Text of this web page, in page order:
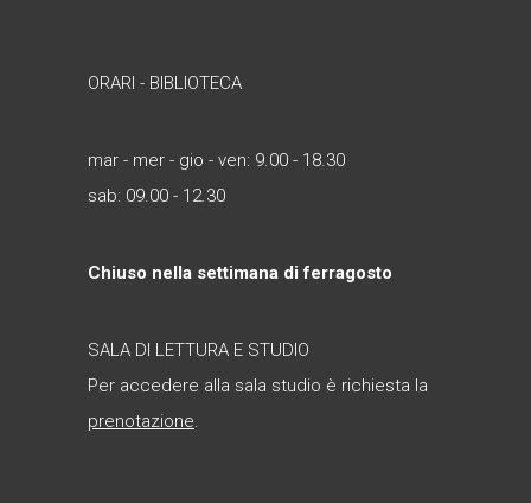
ORARI - BIBLIOTECA
mar - mer - gio - ven: 9.00 - 18.30
sab: 09.00 - 12.30
Chiuso nella settimana di ferragosto
SALA DI LETTURA E STUDIO
Per accedere alla sala studio è richiesta la
prenotazione.